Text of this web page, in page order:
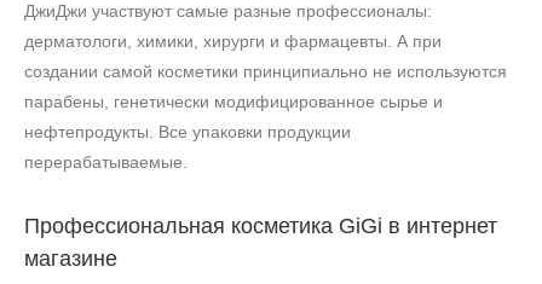
ДжиДжи участвуют самые разные профессионалы:
дерматологи, химики, хирурги и фармацевты. А при
создании самой косметики принципиально не используются
парабены, генетически модифицированное сырье и
нефтепродукты. Все упаковки продукции
перерабатываемые.
Профессиональная косметика GiGi в интернет
магазине